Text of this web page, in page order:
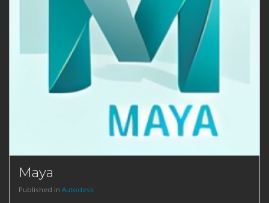
Maya
Published in Autodesk